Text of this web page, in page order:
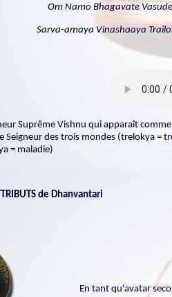
Om Namo Bhagavate
Sarva-amaya Vinashaaya
Suprême Vishnu qui apparaît
Seigneur des trois mondes (trelokya
= maladie)
de Dhanvantari
En tant qu'avatar